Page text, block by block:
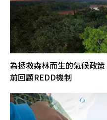
為拯救森林而生的氣候政
前回顧REDD機制